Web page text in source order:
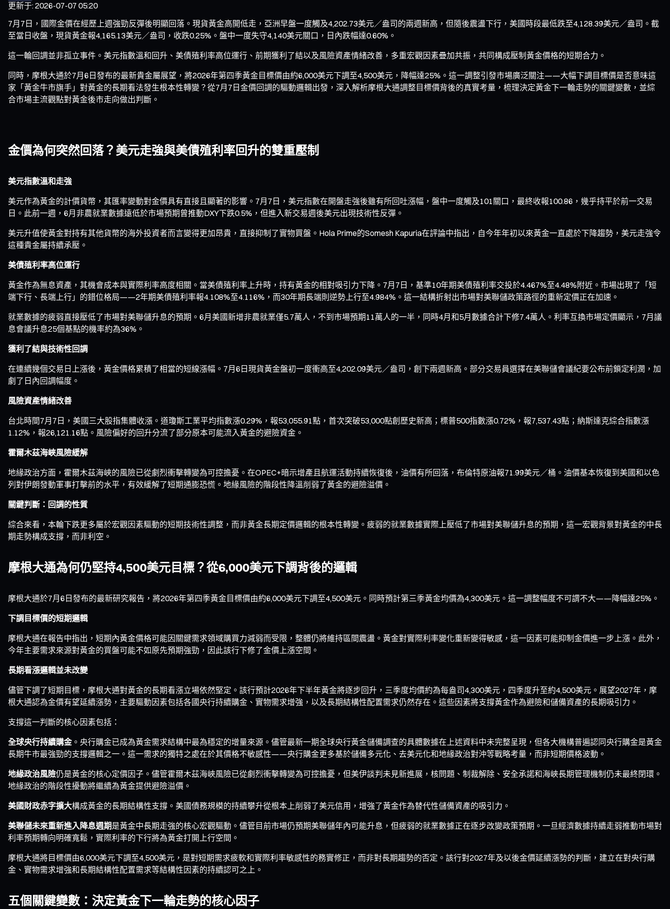
更新于:2026-07-07 05:20
7月7日，國際金價在經歷上週強勁反彈後明顯回落。現貨黃金高開低走，亞洲早盤一度觸及4,202.73美元／盎司的兩週新高，但隨後震盪下行，美國時段最低跌至4,128.39美元／盎司。截
至當日收盤，現貨黃金報4,165.13美元／盎司，收跌0.25%。盤中一度失守4,140美元關口，日內跌幅達0.60%。
這一輪回調並非孤立事件。美元指數溫和回升、美債殖利率高位運行、前期獲利了結以及風險資產情緒改善，多重宏觀因素疊加共振，共同構成壓制黃金價格的短期合力。
同時，摩根大通於7月6日發布的最新貴金屬展望，將2026年第四季黃金目標價由約6,000美元下調至4,500美元，降幅達25%。這一調整引發市場廣泛關注——大幅下調目標價是否意味這
家「黃金牛市旗手」對黃金的長期看法發生根本性轉變？從7月7日金價回調的驅動邏輯出發，深入解析摩根大通調整目標價背後的真實考量，梳理決定黃金下一輪走勢的關鍵變數，並綜
合市場主流觀點對黃金後市走向做出判斷。
金價為何突然回落？美元走強與美債殖利率回升的雙重壓制
美元指數溫和走強
美元作為黃金的計價貨幣，其匯率變動對金價具有直接且顯著的影響。7月7日，美元指數在開盤走強後雖有所回吐漲幅，盤中一度觸及101關口，最終收報100.86，幾乎持平於前一交易
日。此前一週，6月非農就業數據遠低於市場預期曾推動DXY下跌0.5%，但進入新交易週後美元出現技術性反彈。
美元升值使黃金對持有其他貨幣的海外投資者而言變得更加昂貴，直接抑制了實物買盤。Hola Prime的Somesh Kapuria在評論中指出，自今年年初以來黃金一直處於下降趨勢，美元走強令
這種貴金屬持續承壓。
美債殖利率高位運行
黃金作為無息資產，其機會成本與實際利率高度相關。當美債殖利率上升時，持有黃金的相對吸引力下降。7月7日，基準10年期美債殖利率交投於4.467%至4.48%附近。市場出現了「短
端下行、長端上行」的錯位格局——2年期美債殖利率報4.108%至4.116%，而30年期長端則逆勢上行至4.984%。這一結構折射出市場對美聯儲政策路徑的重新定價正在加速。
就業數據的疲弱直接壓低了市場對美聯儲升息的預期。6月美國新增非農就業僅5.7萬人，不到市場預期11萬人的一半，同時4月和5月數據合計下修7.4萬人。利率互換市場定價顯示，7月議
息會議升息25個基點的機率約為36%。
獲利了結與技術性回調
在連續幾個交易日上漲後，黃金價格累積了相當的短線漲幅。7月6日現貨黃金盤初一度衝高至4,202.09美元／盎司，創下兩週新高。部分交易員選擇在美聯儲會議紀要公布前鎖定利潤，加
劇了日內回調幅度。
風險資產情緒改善
台北時間7月7日，美國三大股指集體收漲。道瓊斯工業平均指數漲0.29%，報53,055.91點，首次突破53,000點創歷史新高；標普500指數漲0.72%，報7,537.43點；納斯達克綜合指數漲
1.12%，報26,121.16點。風險偏好的回升分流了部分原本可能流入黃金的避險資金。
霍爾木茲海峽風險緩解
地緣政治方面，霍爾木茲海峽的風險已從劇烈衝擊轉變為可控擔憂。在OPEC+暗示增產且航運活動持續恢復後，油價有所回落，布倫特原油報71.99美元／桶。油價基本恢復到美國和以色
列對伊朗發動軍事打擊前的水平，有效緩解了短期通膨恐慌。地緣風險的階段性降溫削弱了黃金的避險溢價。
關鍵判斷：回調的性質
綜合來看，本輪下跌更多屬於宏觀因素驅動的短期技術性調整，而非黃金長期定價邏輯的根本性轉變。疲弱的就業數據實際上壓低了市場對美聯儲升息的預期，這一宏觀背景對黃金的中長
期走勢構成支撐，而非利空。
摩根大通為何仍堅持4,500美元目標？從6,000美元下調背後的邏輯
摩根大通於7月6日發布的最新研究報告，將2026年第四季黃金目標價由約6,000美元下調至4,500美元。同時預計第三季黃金均價為4,300美元。這一調整幅度不可謂不大——降幅達25%。
下調目標價的短期邏輯
摩根大通在報告中指出，短期內黃金價格可能因關鍵需求領域購買力減弱而受限，整體仍將維持區間震盪。黃金對實際利率變化重新變得敏感，這一因素可能抑制金價進一步上漲。此外，
今年主要需求來源對黃金的買盤可能不如原先預期強勁，因此該行下修了金價上漲空間。
長期看漲邏輯並未改變
儘管下調了短期目標，摩根大通對黃金的長期看漲立場依然堅定。該行預計2026年下半年黃金將逐步回升，三季度均價約為每盎司4,300美元，四季度升至約4,500美元。展望2027年，摩
根大通認為金價有望延續漲勢，主要驅動因素包括各國央行持續購金、實物需求增強，以及長期結構性配置需求仍然存在。這些因素將支撐黃金作為避險和儲備資產的長期吸引力。
支撐這一判斷的核心因素包括：
全球央行持續購金。央行購金已成為黃金需求結構中最為穩定的增量來源。儘管最新一期全球央行黃金儲備調查的具體數據在上述資料中未完整呈現，但各大機構普遍認同央行購金是黃金
長期牛市最強勁的支撐邏輯之一。這一需求的獨特之處在於其價格不敏感性——央行購金更多基於儲備多元化、去美元化和地緣政治對沖等戰略考量，而非短期價格波動。
地緣政治風險仍是黃金的核心定價因子。儘管霍爾木茲海峽風險已從劇烈衝擊轉變為可控擔憂，但美伊談判未見新進展，核問題、制裁解除、安全承諾和海峽長期管理機制仍未最終閉環。
地緣政治的階段性擾動將繼續為黃金提供避險溢價。
美國財政赤字擴大構成黃金的長期結構性支撐。美國債務規模的持續攀升從根本上削弱了美元信用，增強了黃金作為替代性儲備資產的吸引力。
美聯儲未來重新進入降息週期是黃金中長期走強的核心宏觀驅動。儘管目前市場仍預期美聯儲年內可能升息，但疲弱的就業數據正在逐步改變政策預期。一旦經濟數據持續走弱推動市場對
利率預期轉向明確寬鬆，實際利率的下行將為黃金打開上行空間。
摩根大通將目標價由6,000美元下調至4,500美元，是對短期需求疲軟和實際利率敏感性的務實修正，而非對長期趨勢的否定。該行對2027年及以後金價延續漲勢的判斷，建立在對央行購
金、實物需求增強和長期結構性配置需求等結構性因素的持續認可之上。
五個關鍵變數：決定黃金下一輪走勢的核心因子